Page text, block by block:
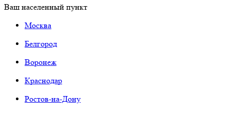
Ваш населенный пункт
Москва
Белгород
Воронеж
Краснодар
Ростов-на-Дону